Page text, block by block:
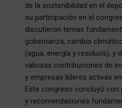
de la sostenibilidad en el
su participación en el
discutieron temas
gobernanza, cambio
(agua, energía y residuos), y
valiosas contribuciones de
y empresas líderes activas
Este congreso concluyó
y recomendaciones